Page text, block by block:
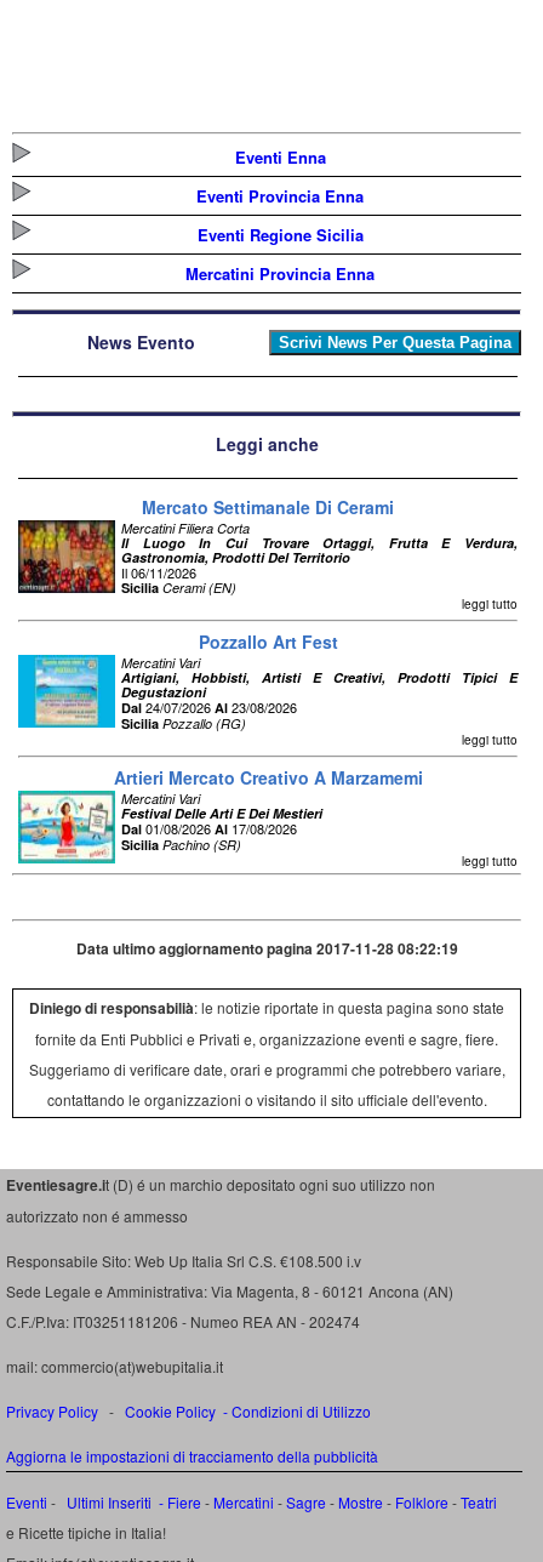
Eventi Enna
Eventi Provincia Enna
Eventi Regione Sicilia
Mercatini Provincia Enna
News Evento
Leggi anche
Mercato Settimanale Di Cerami
Mercatini Filiera Corta
Il Luogo In Cui Trovare Ortaggi, Frutta E Verdura,
Gastronomia, Prodotti Del Territorio
Il 06/11/2026
Sicilia Cerami (EN)
leggi tutto
Pozzallo Art Fest
Mercatini Vari
Artigiani, Hobbisti, Artisti E Creativi, Prodotti Tipici E
Degustazioni
Dal 24/07/2026 Al 23/08/2026
Sicilia Pozzallo (RG)
leggi tutto
Artieri Mercato Creativo A Marzamemi
Mercatini Vari
Festival Delle Arti E Dei Mestieri
Dal 01/08/2026 Al 17/08/2026
Sicilia Pachino (SR)
leggi tutto
Data ultimo aggiornamento pagina 2017-11-28 08:22:19
Diniego di responsabilià: le notizie riportate in questa pagina sono state
fornite da Enti Pubblici e Privati e, organizzazione eventi e sagre, fiere.
Suggeriamo di verificare date, orari e programmi che potrebbero variare,
contattando le organizzazioni o visitando il sito ufficiale dell'evento.
Eventiesagre.it (D) é un marchio depositato ogni suo utilizzo non
autorizzato non é ammesso
Responsabile Sito: Web Up Italia Srl C.S. €108.500 i.v
Sede Legale e Amministrativa: Via Magenta, 8 - 60121 Ancona (AN)
C.F./P.Iva: IT03251181206 - Numeo REA AN - 202474
mail: commercio(at)webupitalia.it
Privacy Policy - Cookie Policy -Condizioni di Utilizzo
Aggiorna le impostazioni di tracciamento della pubblicità
Eventi - Ultimi Inseriti - Fiere - Mercatini -Sagre - Mostre - Folklore -Teatri
e Ricette tipiche in Italia!